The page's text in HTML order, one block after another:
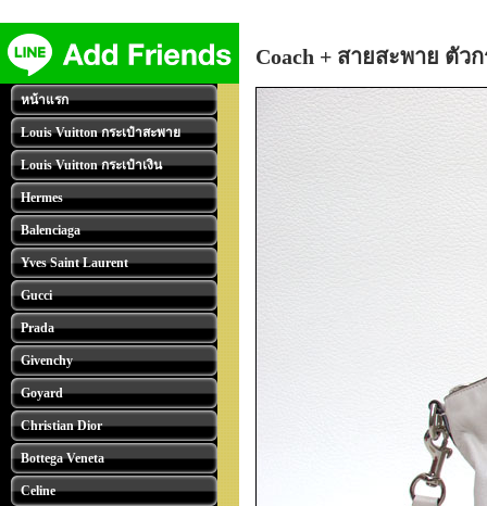
หน้าแรก
Louis Vuitton กระเป๋าสะพาย
Louis Vuitton กระเป๋าเงิน
Hermes
Balenciaga
Yves Saint Laurent
Gucci
Prada
Givenchy
Goyard
Christian Dior
Bottega Veneta
Celine
Coach + สายสะพาย ตัว